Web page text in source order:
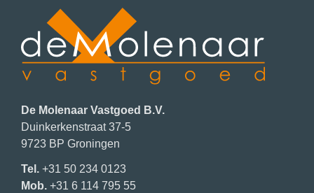
De Molenaar Vastgoed B.V.
Duinkerkenstraat 37-5
9723 BP Groningen
Tel. +31 50 234 0123
Mob. +31 6 114 795 55